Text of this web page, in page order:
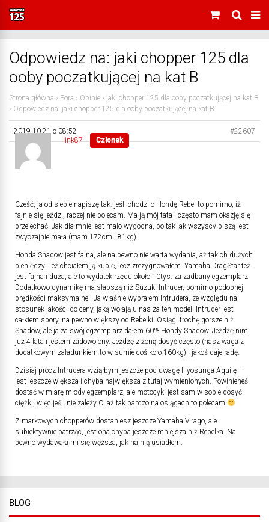
Odpowiedz na: jaki chopper 125 dla
ooby poczatkującej na kat B
Strona główna › Fora › Opinie › jaki chopper 125 dla ooby poczatkującej na kat B
› Odpowiedz na: jaki chopper 125 dla ooby poczatkującej na kat B
2019-10-21 o 08:52
#22607
link87
Członek
Cześć, ja od siebie napiszę tak: jeśli chodzi o Hondę Rebel to pomimo, iż
fajnie się jeździ, raczej nie polecam. Ma ją mój tata i często mam okazję się
przejechać. Jak dla mnie jest mało wygodna, bo tak jak wszyscy piszą jest
zwyczajnie mała (mam 172cm i 81kg).
Honda Shadow jest fajna, ale na pewno nie warta wydania, aż takich dużych
pieniędzy. Też chciałem ją kupić, lecz zrezygnowałem. Yamaha DragStar też
jest fajna i duża, ale to wydatek rzędu około 10tys. za zadbany egzemplarz.
Dodatkowo dynamikę ma słabszą niż Suzuki Intruder, pomimo podobnej
prędkości maksymalnej. Ja właśnie wybrałem Intrudera, ze względu na
stosunek jakości do ceny, jaką wołają u nas za ten model. Intruder jest
całkiem spory, na pewno większy od Rebelki. Osiągi trochę gorsze niż
Shadow, ale ja za swój egzemplarz dałem 60% Hondy Shadow. Jeżdżę nim
już 4 lata i jestem zadowolony. Jeżdżę z żoną dosyć często (nasz waga z
dodatkowym załadunkiem to w sumie coś koło 160kg) i jakoś daje radę.
Dzisiaj prócz Intrudera wziąłbym jeszcze pod uwagę Hyosunga Aquilę –
jest jeszcze większa i chyba największa z tutaj wymienionych. Powinieneś
dostać w miarę młody egzemplarz, ale motocykl jest sam w sobie dosyć
ciężki, więc jeśli nie zależy Ci aż tak bardzo na osiągach to polecam
Z markowych chopperów dostaniesz jeszcze Yamaha Virago, ale
subiektywnie patrząc, jest ona chyba jeszcze mniejsza niż Rebelka. Na
pewno wydawała mi się węższa, jak na nią usiadłem.
BLOG